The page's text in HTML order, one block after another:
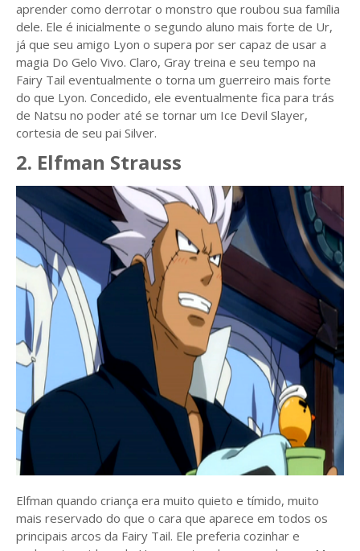
aprender como derrotar o monstro que roubou sua família
dele. Ele é inicialmente o segundo aluno mais forte de Ur,
já que seu amigo Lyon o supera por ser capaz de usar a
magia Do Gelo Vivo. Claro, Gray treina e seu tempo na
Fairy Tail eventualmente o torna um guerreiro mais forte
do que Lyon. Concedido, ele eventualmente fica para trás
de Natsu no poder até se tornar um Ice Devil Slayer,
cortesia de seu pai Silver.
2. Elfman Strauss
Elfman quando criança era muito quieto e tímido, muito
mais reservado do que o cara que aparece em todos os
principais arcos da Fairy Tail. Ele preferia cozinhar e